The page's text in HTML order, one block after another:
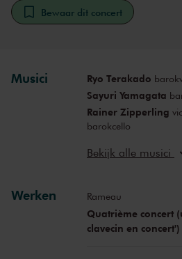
Bewaar dit concert
Musici Ryo Terakado
Sayuri Yamagata
Rainer Zipperling
barokcello
klavecimbel, artistieke
Bekijk alle musici
Werken Rameau
Quatrième concert
clavecin en concert')